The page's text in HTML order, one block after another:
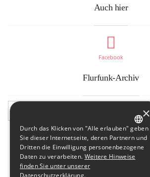
Auch hier
Facebook
Flurfunk-Archiv
GERMAN
ENGLISH
×
Durch das Klicken von "Alle erlauben" geben
Sie dieser Internetseite, deren Partnern und
Dritten die Einwilligung personenbezogene
Daten zu verarbeiten. Weitere Hinweise
finden Sie unter unserer
Datenschutzerklärung.